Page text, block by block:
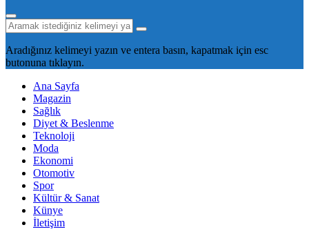
Aradığınız kelimeyi yazın ve entera basın, kapatmak için esc
butonuna tıklayın.
Ana Sayfa
Magazin
Sağlık
Diyet & Beslenme
Teknoloji
Moda
Ekonomi
Otomotiv
Spor
Kültür & Sanat
Künye
İletişim